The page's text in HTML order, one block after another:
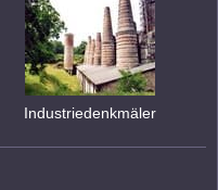
Industriedenkmäler